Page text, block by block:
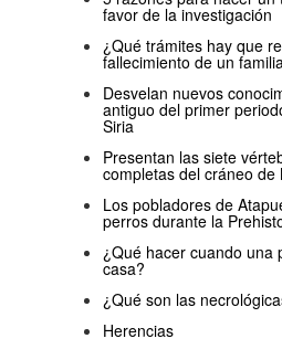
favor de la investigación
¿Qué trámites hay que
fallecimiento de un
Desvelan nuevos
antiguo del primer
Siria
Presentan las siete
completas del cráneo de
Los pobladores de
perros durante la
¿Qué hacer cuando una
casa?
¿Qué son las
Herencias